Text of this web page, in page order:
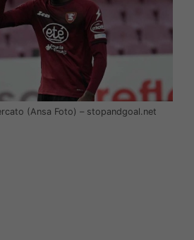
(Ansa Foto) – stopandgoal.net